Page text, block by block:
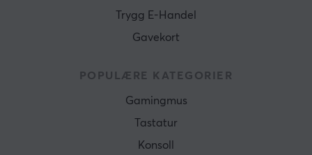
Trygg E-Handel
Gavekort
POPULÆRE KATEGORIER
Gamingmus
Tastatur
Konsoll